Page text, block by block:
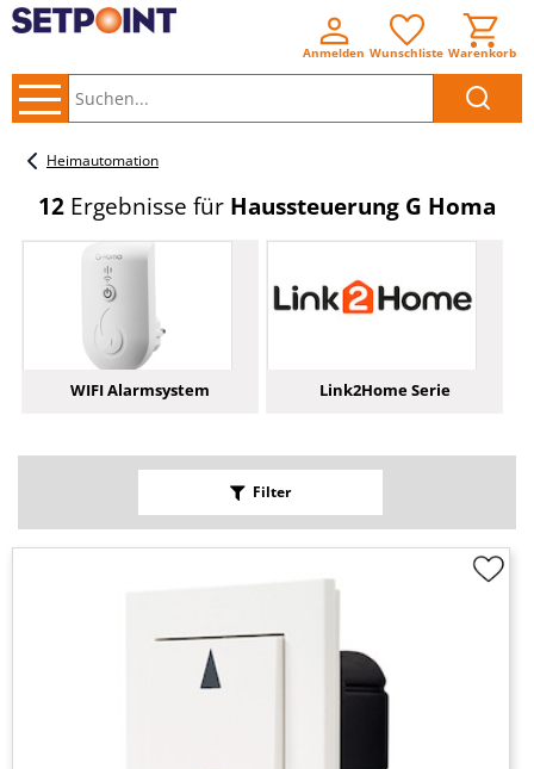
Anmelden Wunschliste Warenkorb
Heimautomation
12 Ergebnisse für Haussteuerung G Homa
WIFI Alarmsystem Link2Home Serie
Filter